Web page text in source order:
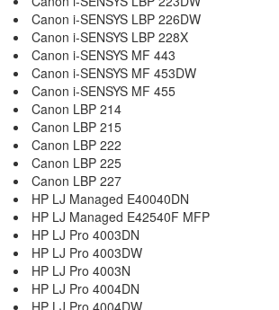
Canon i-SENSYS LBP 226DW
Canon i-SENSYS LBP 228X
Canon i-SENSYS MF 443
Canon i-SENSYS MF 453DW
Canon i-SENSYS MF 455
Canon LBP 214
Canon LBP 215
Canon LBP 222
Canon LBP 225
Canon LBP 227
HP LJ Managed E40040DN
HP LJ Managed E42540F MFP
HP LJ Pro 4003DN
HP LJ Pro 4003DW
HP LJ Pro 4003N
HP LJ Pro 4004DN
HP LJ Pro 4004DW